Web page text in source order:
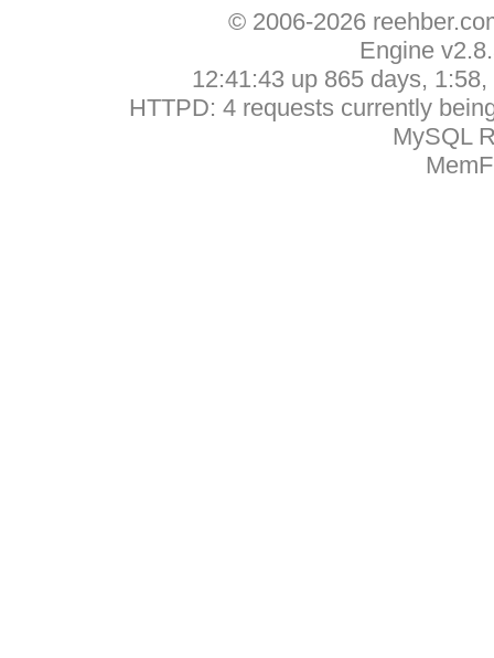
© 2006-2026
Engine
12:41:43 up 865 days,
HTTPD: 4 requests currently
MySQL